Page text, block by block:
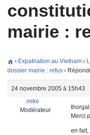
mairie :
› Expatriation au Vietnam ›
dossier mairie : refus ›
24 novembre 2005 à 15h43
mike
Modérateur
Merci
en fait,